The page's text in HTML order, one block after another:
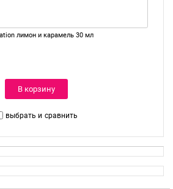
лимон и карамель 30 мл
В корзину
выбрать и сравнить